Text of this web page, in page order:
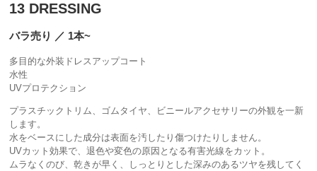
13 DRESSING
バラ売り ／ 1本~
多目的な外装ドレスアップコート
水性
UVプロテクション
プラスチックトリム、ゴムタイヤ、ビニールアクセサリーの外観を一新
します。
水をベースにした成分は表面を汚したり傷つけたりしません。
UVカット効果で、退色や変色の原因となる有害光線をカット。
ムラなくのび、乾きが早く、しっとりとした深みのあるツヤを残してく